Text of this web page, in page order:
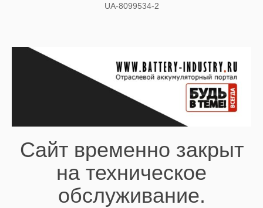
UA-8099534-2
Сайт временно закрыт
на техническое
обслуживание.